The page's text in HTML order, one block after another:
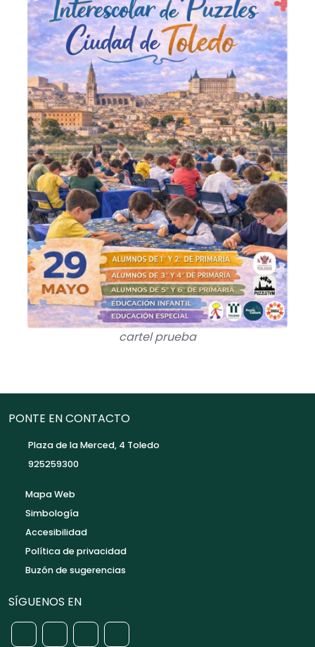
cartel prueba
PONTE EN CONTACTO
Plaza de la Merced, 4 Toledo
925259300
Mapa Web
Simbología
Accesibilidad
Política de privacidad
Buzón de sugerencias
SÍGUENOS EN